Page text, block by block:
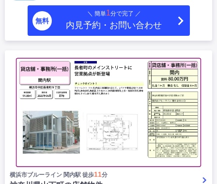
無料
＼ 簡単1分で完了 ／
内見予約・お問い合わせ
横浜市ブルーライン 関内駅 徒歩11分